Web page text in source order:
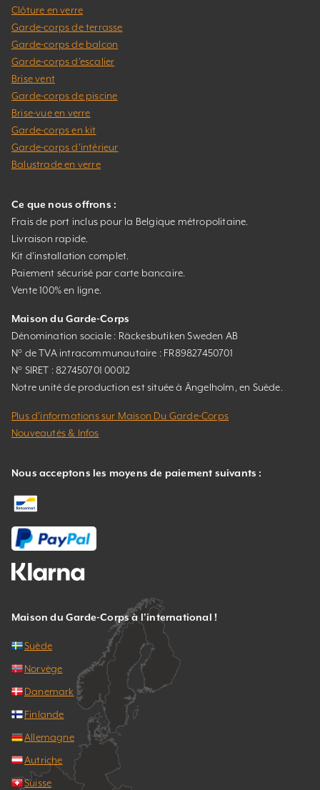
Clôture en verre
Garde-corps de terrasse
Garde-corps de balcon
Garde-corps d’escalier
Brise vent
Garde-corps de piscine
Brise-vue en verre
Garde-corps en kit
Garde-corps d’intérieur
Balustrade en verre
Ce que nous offrons :
Frais de port inclus pour la Belgique métropolitaine.
Livraison rapide.
Kit d’installation complet.
Paiement sécurisé par carte bancaire.
Vente 100% en ligne.
Maison du Garde-Corps
Dénomination sociale : Räckesbutiken Sweden AB
N° de TVA intracommunautaire : FR89827450701
N° SIRET : 827450701 00012
Notre unité de production est située à Ängelholm, en Suède.
Plus d’informations sur Maison Du Garde-Corps
Nouveautés & Infos
Nous acceptons les moyens de paiement suivants :
Maison du Garde-Corps à l’international !
Suède
Norvège
Danemark
Finlande
Allemagne
Autriche
Suisse